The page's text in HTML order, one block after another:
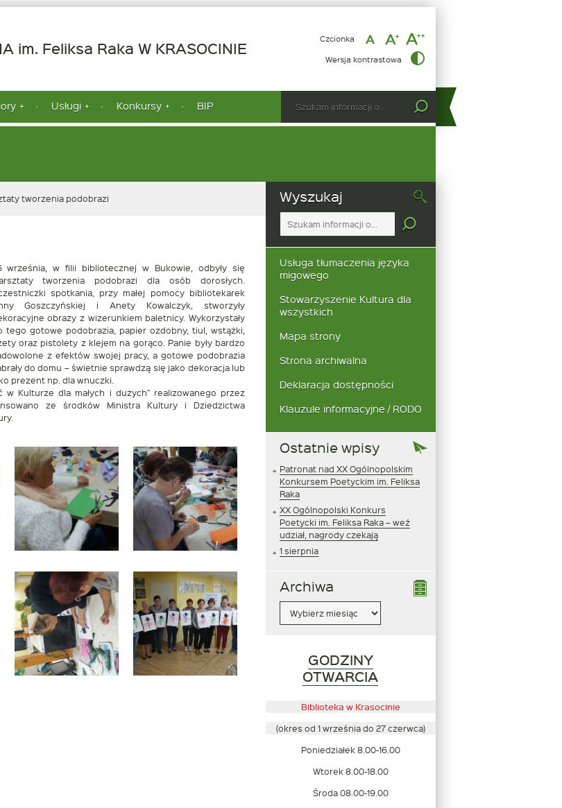
im. Feliksa Raka W KRASOCINIE
podobrazi
Czcionka
Wersja kontrastowa
Usługi Konkursy BIP
wpisz
szukaną
tworzenia podobrazi
września, w filii bibliotecznej w Bukowie, odbyły się
tworzenia podobrazi dla osób dorosłych.
spotkania, przy małej pomocy bibliotekarek
Goszczyńskiej i Anety Kowalczyk, stworzyły
obrazy z wizerunkiem baletnicy. Wykorzystały
tego gotowe podobrazia, papier ozdobny, tiul, wstążki,
oraz pistolety z klejem na gorąco. Panie były bardzo
z efektów swojej pracy, a gotowe podobrazia
do domu – świetnie sprawdzą się jako dekoracja lub
prezent np. dla wnuczki.
Kulturze dla małych i dużych” realizowanego przez
ze środków Ministra Kultury i Dziedzictwa
Wyszukaj
wpisz
Usługa tłumaczenia języka
migowego
Stowarzyszenie Kultura dla
wszystkich
Mapa strony
Strona archiwalna
Deklaracja dostępności
Klauzule informacyjne / RODO
Ostatnie wpisy
Patronat nad XX Ogólnopolskim
Konkursem Poetyckim im. Feliksa
Raka
XX Ogólnopolski Konkurs
Poetycki im. Feliksa Raka – weź
udział, nagrody czekają
1 sierpnia
Archiwa
GODZINY
OTWARCIA
otwiera
się
w
nowym
oknie
Biblioteka w Krasocinie
(okres od 1 września do 27 czerwca)
Poniedziałek 8.00-16.00
Wtorek 8.00-18.00
Środa 08.00-19.00